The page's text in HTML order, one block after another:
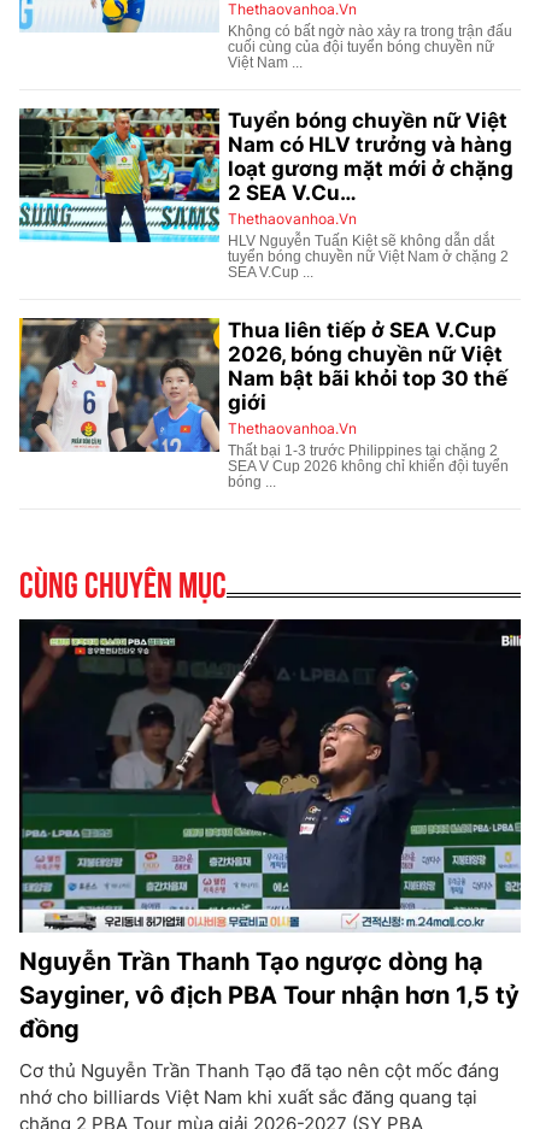
Cùng chuyên mục
Nguyễn Trần Thanh Tạo ngược dòng hạ
Sayginer, vô địch PBA Tour nhận hơn 1,5 tỷ
đồng
Cơ thủ Nguyễn Trần Thanh Tạo đã tạo nên cột mốc đáng
nhớ cho billiards Việt Nam khi xuất sắc đăng quang tại
chặng 2 PBA Tour mùa giải 2026-2027 (SY PBA